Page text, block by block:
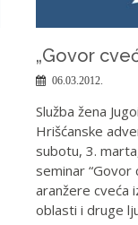
„Govor
06.03.2012.
Služba žena
Hrišćanske
subotu, 3.
seminar “Govor
aranžere cveća
oblasti i druge